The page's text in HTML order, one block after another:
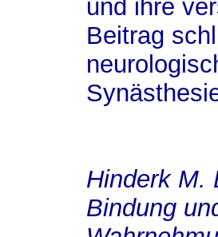
und ihre
Beitrag
Hinderk M.
Bindung